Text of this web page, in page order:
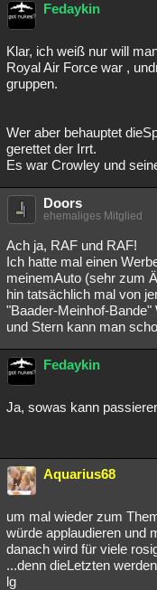
Fedaykin
Klar, ich weiß nur will
Royal Air Force war ,
gruppen.
Wer aber behauptet
gerettet der Irrt.
Es war Crowley und
Doors
ehemaliges Mitglied
Ach ja, RAF und RAF!
Ich hatte mal einen
meinemAuto (sehr zum
hin tatsächlich mal von
"Baader-Meinhof-
und Stern kann man
Fedaykin
Ja, sowas kann
Aquarius68
um mal wieder zum
würde applaudieren und
danach wird für viele
...denn dieLetzten
lg